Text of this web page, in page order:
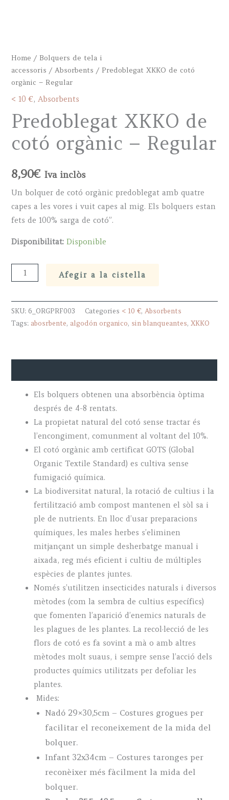
Home / Bolquers de tela i
accessoris /Absorbents / Predoblegat XKKO de cotó
orgànic – Regular
< 10 €,Absorbents
Predoblegat XKKO de
cotó orgànic – Regular
8,90€ Iva inclòs
Un bolquer de cotó orgànic predoblegat amb quatre
capes a les vores i vuit capes al mig. Els bolquers estan
fets de 100% sarga de cotó”.
Disponibilitat: Disponible
Predoblegat
XKKO
cotó
orgànic
Afegir a la cistella
SKU: 6_ORGPRF003 Categories < 10 €,Absorbents
Tags: abosrbente, algodón organico, sin blanqueantes,XKKO
Els bolquers obtenen una absorbència òptima
després de 4-8 rentats.
La propietat natural del cotó sense tractar és
l’encongiment, comunment al voltant del 10%.
El cotó orgànic amb certificat GOTS (Global
Organic Textile Standard) es cultiva sense
fumigació química.
La biodiversitat natural, la rotació de cultius i la
fertilització amb compost mantenen el sòl sa i
ple de nutrients. En lloc d’usar preparacions
químiques, les males herbes s’eliminen
mitjançant un simple desherbatge manual i
aixada, reg més eficient i cultiu de múltiples
espècies de plantes juntes.
Només s’utilitzen insecticides naturals i diversos
mètodes (com la sembra de cultius específics)
que fomenten l’aparició d’enemics naturals de
les plagues de les plantes. La recol·lecció de les
flors de cotó es fa sovint a mà o amb altres
mètodes molt suaus, i sempre sense l’acció dels
productes químics utilitzats per defoliar les
plantes.
Mides:
Nadó 29×30,5cm – Costures grogues per
facilitar el reconeixement de la mida del
bolquer.
Infant 32x34cm – Costures taronges per
reconèixer més fàcilment la mida del
bolquer.